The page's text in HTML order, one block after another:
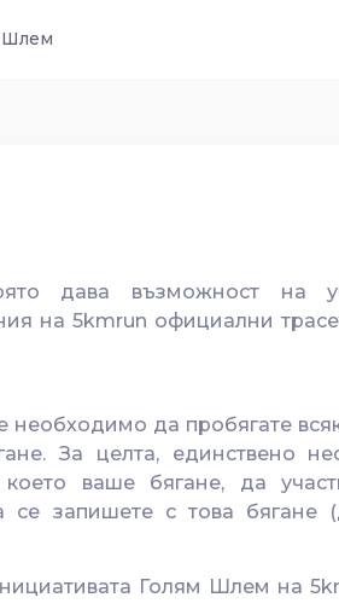
Шлем
дава възможност на
на 5kmrun официални
необходимо да пробягате
За целта, единствено
ваше бягане, да
се запишете с това бягане
Голям Шлем на